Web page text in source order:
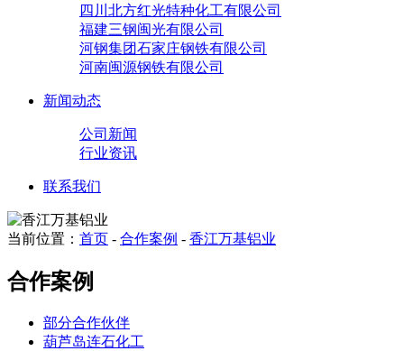
四川北方红光特种化工有限公司
福建三钢闽光有限公司
河钢集团石家庄钢铁有限公司
河南闽源钢铁有限公司
新闻动态
公司新闻
行业资讯
联系我们
当前位置： 首页 - 合作案例 - 香江万基铝业
合作案例
部分合作伙伴
葫芦岛连石化工